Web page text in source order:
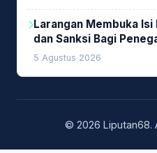
Larangan Membuka
dan Sanksi Bagi
5 Agustus 2026
© 2026 Liputan68.